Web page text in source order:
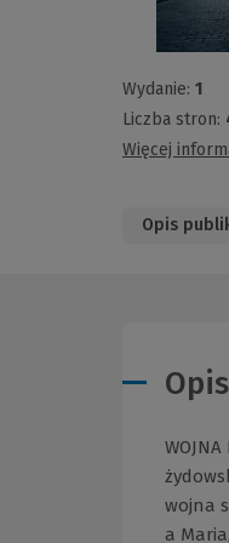
Wydanie: 1
Liczba stron:
Więcej
Opis
wojna
a